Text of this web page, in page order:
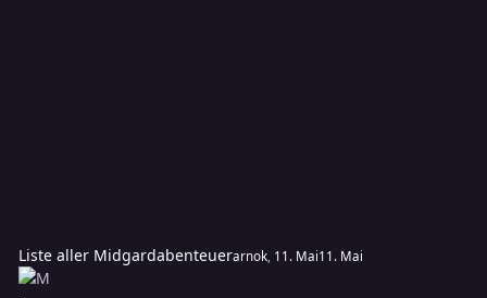
Liste aller Midgardabenteuerarnok, 11. Mai11. Mai